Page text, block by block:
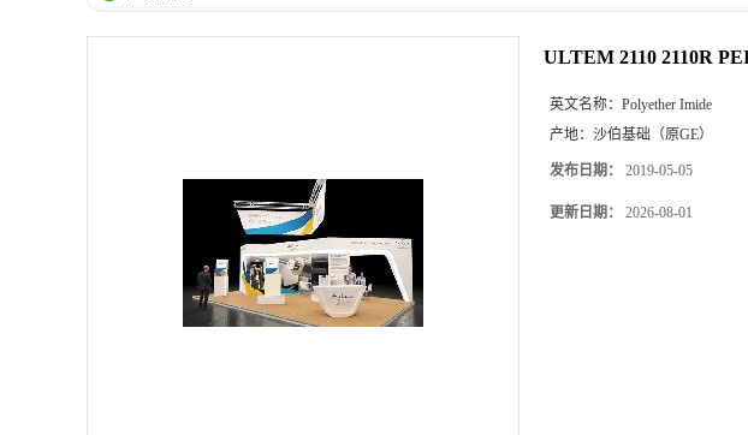
ULTEM 2110 2110R
英文名称： Polyether Imide
产地： 沙伯基础（原GE）
发布日期： 2019-05-05
更新日期： 2026-08-01